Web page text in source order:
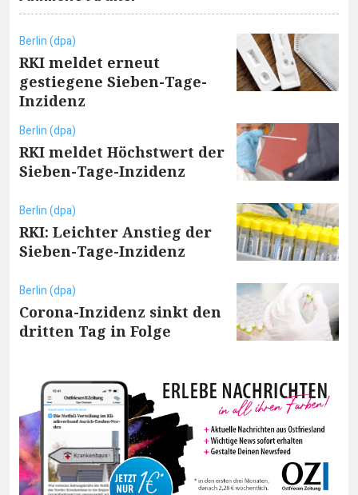
Berlin (dpa)
RKI meldet erneut
gestiegene Sieben-Tage-
Inzidenz
Berlin (dpa)
RKI meldet Höchstwert der
Sieben-Tage-Inzidenz
Berlin (dpa)
RKI: Leichter Anstieg der
Sieben-Tage-Inzidenz
Berlin (dpa)
Corona-Inzidenz sinkt den
dritten Tag in Folge